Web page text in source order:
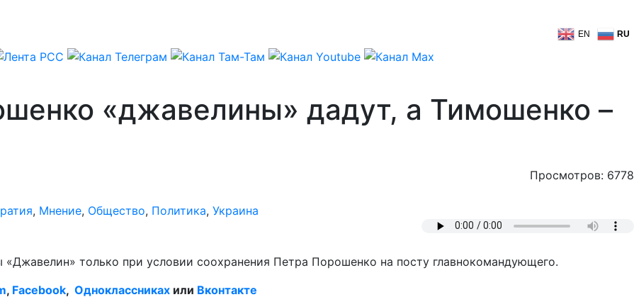
EN RU
«джавелины» дадут, а Тимошенко –
Просмотров: 6778
, Мнение, Общество, Политика, Украина
только при условии соохранения Петра Порошенко на посту главнокомандующего.
, Facebook, Одноклассниках или Вконтакте